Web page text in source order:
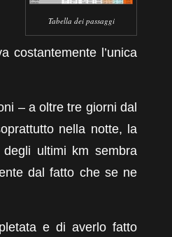
Tabella dei passaggi
costantemente l’unica
– a oltre tre giorni dal
nella notte, la
ultimi km sembra
dal fatto che se ne
e di averlo fatto